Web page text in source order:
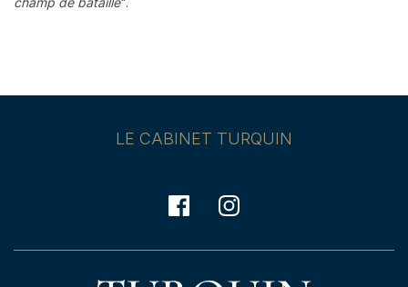
LE CABINET TURQUIN